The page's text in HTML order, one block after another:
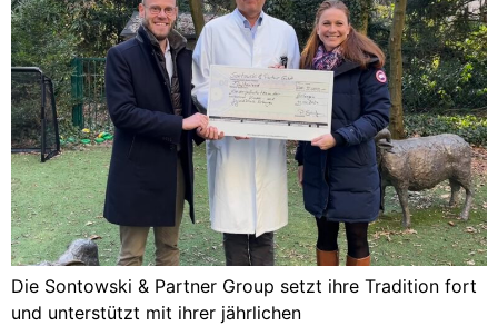
Die Sontowski & Partner Group setzt ihre Tradition fort
und unterstützt mit ihrer jährlichen